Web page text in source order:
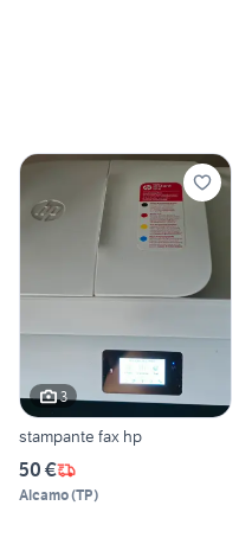
3
stampante fax hp
50 €
Alcamo(TP)